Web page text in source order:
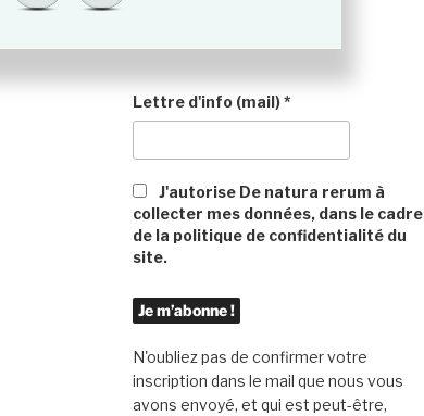
Lettre d'info (mail)*
J'autorise De natura rerum à
collecter mes données, dans le cadre
de la politique de confidentialité du
site.
N'oubliez pas de confirmer votre
inscription dans le mail que nous vous
avons envoyé, et qui est peut-être,